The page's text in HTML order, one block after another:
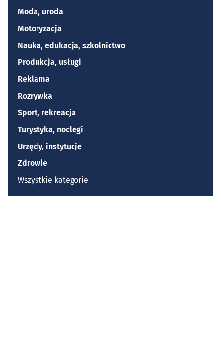
Moda, uroda
Motoryzacja
Nauka, edukacja, szkolnictwo
Produkcja, usługi
Reklama
Rozrywka
Sport, rekreacja
Turystyka, noclegi
Urzędy, instytucje
Zdrowie
Wszystkie kategorie